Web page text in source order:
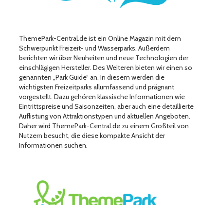
ThemePark-Central.de ist ein Online Magazin mit dem
Schwerpunkt Freizeit- und Wasserparks. Außerdem
berichten wir über Neuheiten und neue Technologien der
einschlägigen Hersteller. Des Weiteren bieten wir einen so
genannten „Park Guide“ an. In diesem werden die
wichtigsten Freizeitparks allumfassend und prägnant
vorgestellt. Dazu gehören klassische Informationen wie
Eintrittspreise und Saisonzeiten, aber auch eine detaillierte
Auflistung von Attraktionstypen und aktuellen Angeboten.
Daher wird ThemePark-Central.de zu einem Großteil von
Nutzern besucht, die diese kompakte Ansicht der
Informationen suchen.